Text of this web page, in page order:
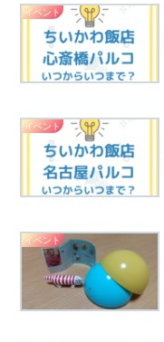
イベント
イベント
イベント